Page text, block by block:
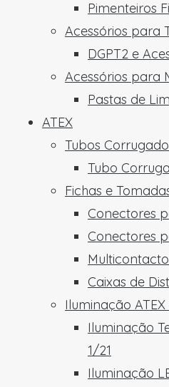
Pimenteiros
Acessórios para
DGPT2 e
Acessórios para
Pastas de
ATEX
Tubos
Tubo
Fichas e
Conectores
Conectores
Caixas de
Iluminação
Iluminação
1/21
Iluminação